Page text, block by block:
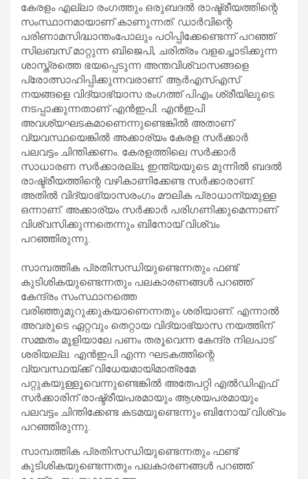
കേരളം എല്ലാ രംഗത്തും ഒരുബദൽ രാഷ്ട്രീയത്തിന്റെ
സംസ്ഥാനമായാണ് കാണുന്നത്. ഡാർവിന്റെ
പരിണാമസിദ്ധാന്തംപോലും പഠിപ്പിക്കേണ്ടെന്ന് പറഞ്ഞ്
സിലബസ് മാറ്റുന്ന ബിജെപി, ചരിത്രം വളച്ചൊടിക്കുന്ന
ശാസ്ത്രത്തെ ഭയപ്പെടുന്ന അന്തവിശ്വാസങ്ങളെ
പ്രോത്സാഹിപ്പിക്കുന്നവരാണ്. ആർഎസ്എസ്
നയങ്ങളെ വിദ്യാഭ്യാസ രംഗത്ത് പിഎം ശ്രീയിലുടെ
നടപ്പാക്കുന്നതാണ് എൻഇപി. എൻഇപി
അവശ്യഘടകമാണെന്നുണ്ടെങ്കിൽ അതാണ്
വ്യവസ്ഥയെങ്കിൽ അക്കാര്യം കേരള സർക്കാർ
പലവട്ടം ചിന്തിക്കണം. കേരളത്തിലെ സർക്കാർ
സാധാരണ സർക്കാരല്ല, ഇന്ത്യയുടെ മുന്നിൽ ബദൽ
രാഷ്ട്രീയത്തിന്റെ വഴികാണിക്കേണ്ട സർക്കാരാണ്.
അതിൽ വിദ്യാഭ്യാസരംഗം മൗലിക പ്രാധാന്യമുള്ള
ഒന്നാണ്. അക്കാര്യം സർക്കാർ പരിഗണിക്കുമെന്നാണ്
വിശ്വസിക്കുന്നതെന്നും ബിനോയ് വിശ്വം
പറഞ്ഞിരുന്നു.
സാമ്പത്തിക പ്രതിസന്ധിയുണ്ടെന്നതും ഫണ്ട്
കുടിശികയുണ്ടെന്നതും പലകാരണങ്ങൾ പറഞ്ഞ്
കേന്ദ്രം സംസ്ഥാനത്തെ
വരിഞ്ഞുമുറുക്കുകയാണെന്നതും ശരിയാണ്. എന്നാൽ
അവരുടെ ഏറ്റവും തെറ്റായ വിദ്യാഭ്യാസ നയത്തിന്
സമ്മതം മൂളിയാലേ പണം തരൂവെന്ന കേന്ദ്ര നിലപാട്
ശരിയല്ല. എൻഇപി എന്ന ഘടകത്തിന്റെ
വ്യവസ്ഥയ്ക്ക് വിധേയമായിമാത്രമേ
പറ്റുകയുള്ളൂവെന്നുണ്ടെങ്കിൽ അതേപറ്റി എൽഡിഎഫ്
സർക്കാരിന് രാഷ്ട്രീയപരമായും ആശയപരമായും
പലവട്ടം ചിന്തിക്കേണ്ട കടമയുണ്ടെന്നും ബിനോയ് വിശ്വം
പറഞ്ഞിരുന്നു.
സാമ്പത്തിക പ്രതിസന്ധിയുണ്ടെന്നതും ഫണ്ട്
കുടിശികയുണ്ടെന്നതും പലകാരണങ്ങൾ പറഞ്ഞ്